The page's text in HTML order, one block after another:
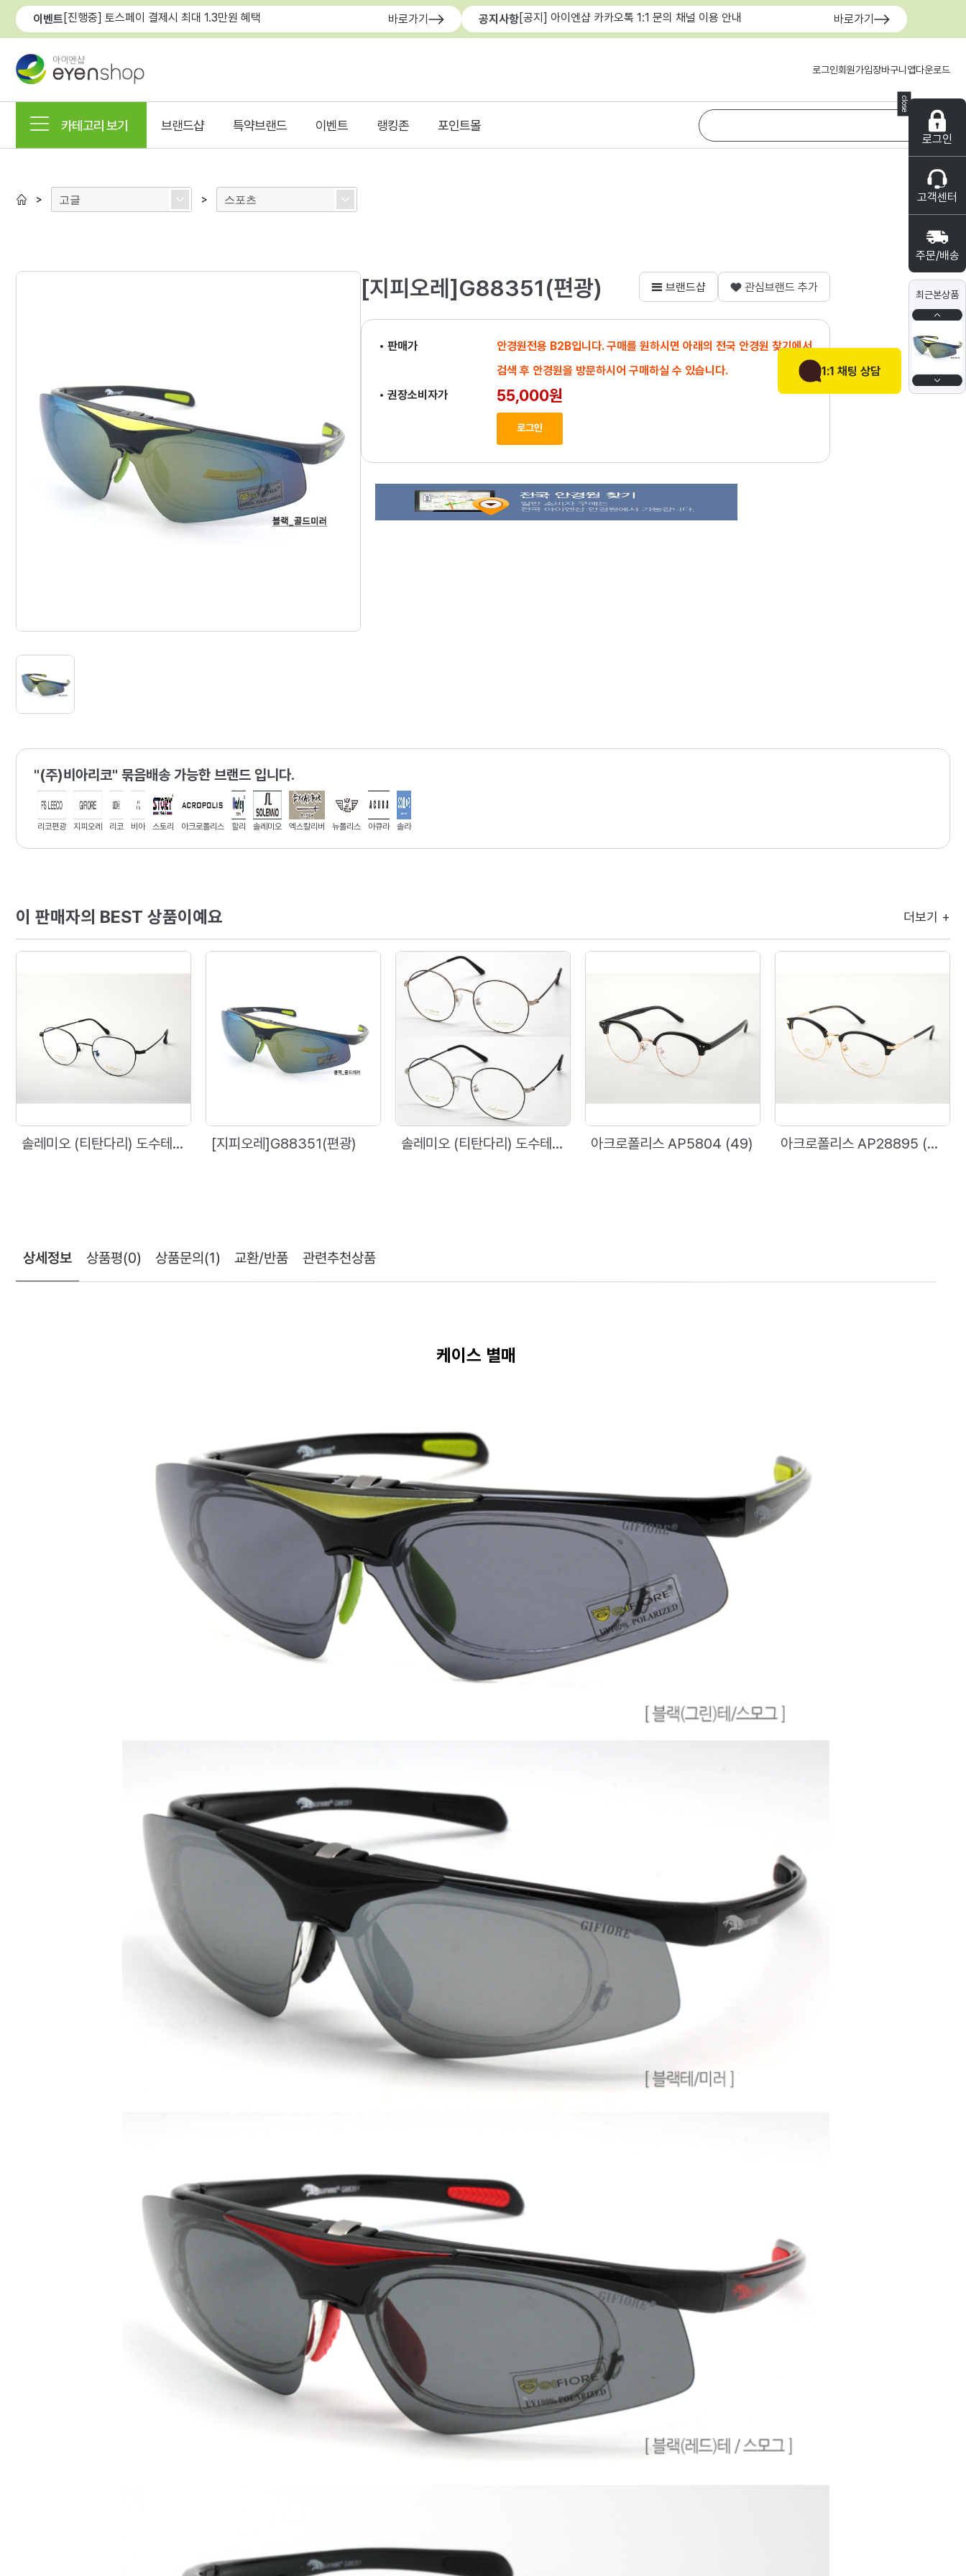
close
로그인
고객센터
주문/배송
최근본상품
1:1 채팅 상담
이벤트 [진행중] 토스페이 결제시 최대 1.3만원 혜택 바로가기 공지사항[공지] 아이엔샵 카카오톡 1:1 문의 채널 이용 안내 바로가기
로그인회원가입장바구니 앱다운로드
카테고리 보기 브랜드샵 특약브랜드 이벤트 랭킹존 포인트몰
> 고글 > 스포츠
[지피오레]G88351(편광) 브랜드샵 관심브랜드 추가
• 판매가
안경원전용 B2B입니다. 구매를 원하시면 아래의 전국 안경원 찾기에서
검색 후 안경원을 방문하시어 구매하실 수 있습니다.
• 권장소비자가
55,000원
로그인
"(주)비아리코" 묶음배송 가능한 브랜드 입니다.
리코편광 지피오레 리코 비아 스토리 아크로폴리스 할리 솔레미오 엑스칼리버 뉴폴리스 아큐라 솔라
이 판매자의 BEST 상품이예요 더보기 +
솔레미오 (티탄다리) 도수테 1135 (53) [지피오레]G88351(편광) 솔레미오 (티탄다리) 도수테 1115 (52) 아크로폴리스 AP5804 (49) 아크로폴리스 AP28895 (53)
상세정보 상품평(0) 상품문의(1) 교환/반품 관련추천상품
케이스 별매